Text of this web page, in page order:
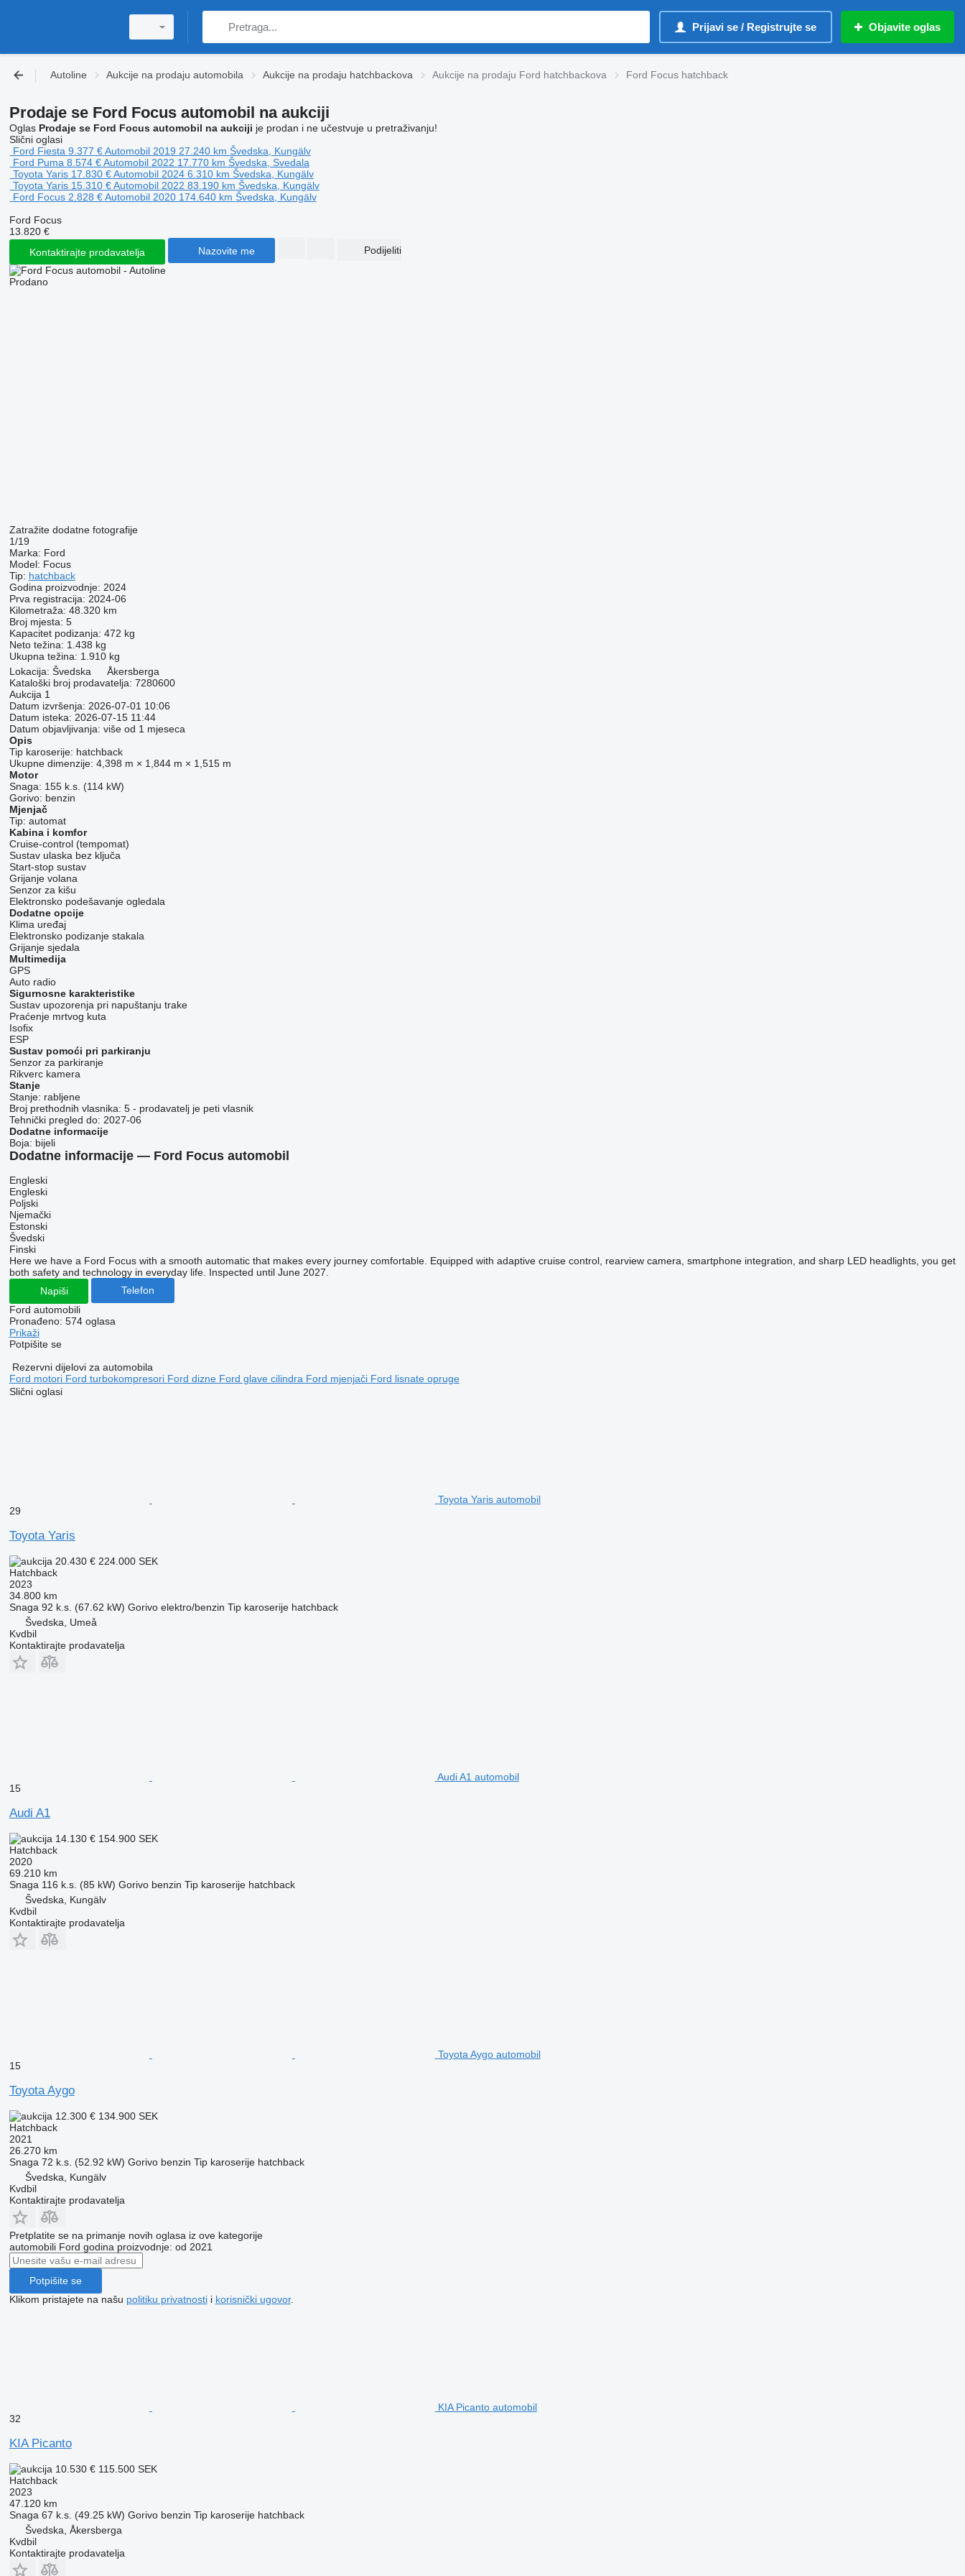
Prijavi se / Registrujte se Objavite oglas
Autoline Aukcije na prodaju automobila Aukcije na prodaju hatchbackova Aukcije na prodaju Ford hatchbackova Ford Focus hatchback
Prodaje se Ford Focus automobil na aukciji
Oglas Prodaje se Ford Focus automobil na aukciji je prodan i ne učestvuje u pretraživanju!
Slični oglasi
Ford Fiesta 9.377 € Automobil 2019 27.240 km Švedska, Kungälv
Ford Puma 8.574 € Automobil 2022 17.770 km Švedska, Svedala
Toyota Yaris 17.830 € Automobil 2024 6.310 km Švedska, Kungälv
Toyota Yaris 15.310 € Automobil 2022 83.190 km Švedska, Kungälv
Ford Focus 2.828 € Automobil 2020 174.640 km Švedska, Kungälv
Ford Focus
13.820 €
Kontaktirajte prodavatelja
Nazovite me Podijeliti
Prodano
Zatražite dodatne fotografije
1/19
Marka: Ford
Model: Focus
Tip: hatchback
Godina proizvodnje: 2024
Prva registracija: 2024-06
Kilometraža: 48.320 km
Broj mjesta: 5
Kapacitet podizanja: 472 kg
Neto težina: 1.438 kg
Ukupna težina: 1.910 kg
Lokacija: Švedska
Åkersberga
Kataloški broj prodavatelja: 7280600
Aukcija 1
Datum izvršenja: 2026-07-01 10:06
Datum isteka: 2026-07-15 11:44
Datum objavljivanja: više od 1 mjeseca
Opis
Tip karoserije: hatchback
Ukupne dimenzije: 4,398 m × 1,844 m × 1,515 m
Motor
Snaga: 155 k.s. (114 kW)
Gorivo: benzin
Mjenjač
Tip: automat
Kabina i komfor
Cruise-control (tempomat)
Sustav ulaska bez ključa
Start-stop sustav
Grijanje volana
Senzor za kišu
Elektronsko podešavanje ogledala
Dodatne opcije
Klima uređaj
Elektronsko podizanje stakala
Grijanje sjedala
Multimedija
GPS
Auto radio
Sigurnosne karakteristike
Sustav upozorenja pri napuštanju trake
Praćenje mrtvog kuta
Isofix
ESP
Sustav pomoći pri parkiranju
Senzor za parkiranje
Rikverc kamera
Stanje
Stanje: rabljene
Broj prethodnih vlasnika: 5 - prodavatelj je peti vlasnik
Tehnički pregled do: 2027-06
Dodatne informacije
Boja: bijeli
Dodatne informacije — Ford Focus automobil
Engleski
Engleski
Poljski
Njemački
Estonski
Švedski
Finski
Here we have a Ford Focus with a smooth automatic that makes every journey comfortable. Equipped with adaptive cruise control, rearview camera, smartphone integration, and sharp LED headlights, you get
both safety and technology in everyday life. Inspected until June 2027.
Napiši
Telefon
Ford automobili
Pronađeno: 574 oglasa
Prikaži
Potpišite se
Rezervni dijelovi za automobila
Ford motori Ford turbokompresori Ford dizne Ford glave cilindra Ford mjenjači Ford lisnate opruge
Slični oglasi
Toyota Yaris automobil
29
Toyota Yaris
20.430 € 224.000 SEK
Hatchback
2023
34.800 km
Snaga 92 k.s. (67.62 kW) Gorivo elektro/benzin Tip karoserije hatchback
Švedska, Umeå
Kvdbil
Kontaktirajte prodavatelja
Audi A1 automobil
15
Audi A1
14.130 € 154.900 SEK
Hatchback
2020
69.210 km
Snaga 116 k.s. (85 kW) Gorivo benzin Tip karoserije hatchback
Švedska, Kungälv
Kvdbil
Kontaktirajte prodavatelja
Toyota Aygo automobil
15
Toyota Aygo
12.300 € 134.900 SEK
Hatchback
2021
26.270 km
Snaga 72 k.s. (52.92 kW) Gorivo benzin Tip karoserije hatchback
Švedska, Kungälv
Kvdbil
Kontaktirajte prodavatelja
Pretplatite se na primanje novih oglasa iz ove kategorije
automobili Ford godina proizvodnje: od 2021
Potpišite se
Klikom pristajete na našu politiku privatnostii korisnički ugovor.
KIA Picanto automobil
32
KIA Picanto
10.530 € 115.500 SEK
Hatchback
2023
47.120 km
Snaga 67 k.s. (49.25 kW) Gorivo benzin Tip karoserije hatchback
Švedska, Åkersberga
Kvdbil
Kontaktirajte prodavatelja